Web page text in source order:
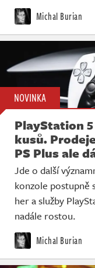
Michal Burian
NOVINKA
PlayStation
kusů.
PS Plus ale
Jde o další
konzole postupně
her a služby
nadále rostou.
Michal Burian